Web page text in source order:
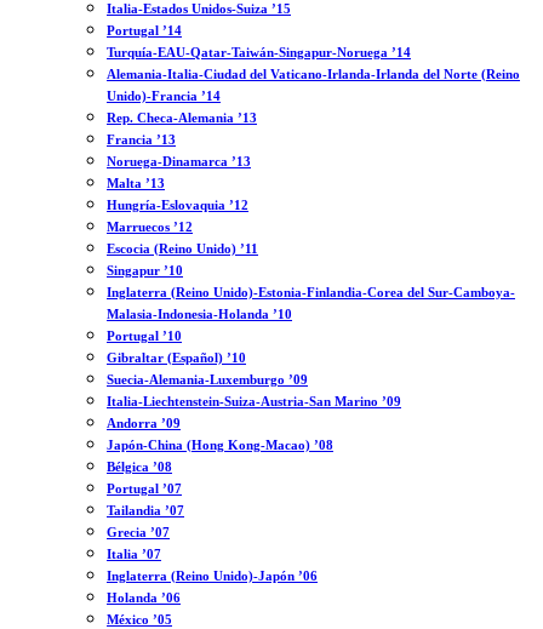
Italia-Estados Unidos-Suiza ’15
Portugal ’14
Turquía-EAU-Qatar-Taiwán-Singapur-Noruega ’14
Alemania-Italia-Ciudad del Vaticano-Irlanda-Irlanda del Norte (Reino
Unido)-Francia ’14
Rep. Checa-Alemania ’13
Francia ’13
Noruega-Dinamarca ’13
Malta ’13
Hungría-Eslovaquia ’12
Marruecos ’12
Escocia (Reino Unido) ’11
Singapur ’10
Inglaterra (Reino Unido)-Estonia-Finlandia-Corea del Sur-Camboya-
Malasia-Indonesia-Holanda ’10
Portugal ’10
Gibraltar (Español) ’10
Suecia-Alemania-Luxemburgo ’09
Italia-Liechtenstein-Suiza-Austria-San Marino ’09
Andorra ’09
Japón-China (Hong Kong-Macao) ’08
Bélgica ’08
Portugal ’07
Tailandia ’07
Grecia ’07
Italia ’07
Inglaterra (Reino Unido)-Japón ’06
Holanda ’06
México ’05